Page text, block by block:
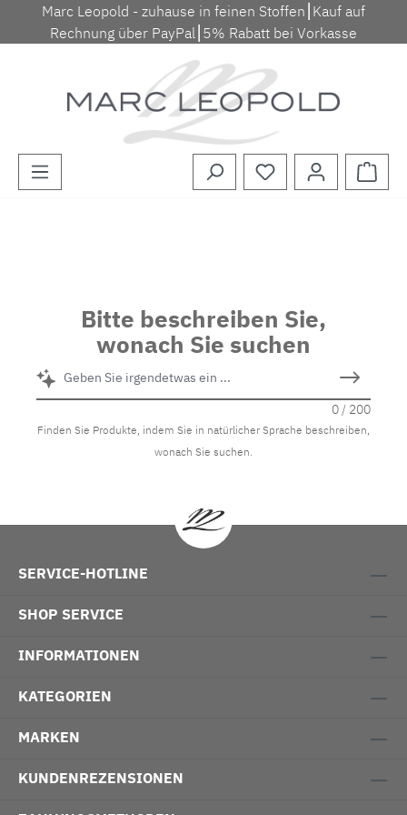
Zum Hauptinhalt springen
Marc Leopold - zuhause in feinen Stoffen⎮Kauf auf
Rechnung über PayPal⎮5% Rabatt bei Vorkasse
Bitte beschreiben Sie,
wonach Sie suchen
0 / 200
Finden Sie Produkte, indem Sie in natürlicher Sprache beschreiben,
wonach Sie suchen.
SERVICE-HOTLINE
SHOP SERVICE
INFORMATIONEN
KATEGORIEN
MARKEN
KUNDENREZENSIONEN